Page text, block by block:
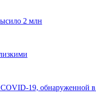
2 млн
19, обнаруженной